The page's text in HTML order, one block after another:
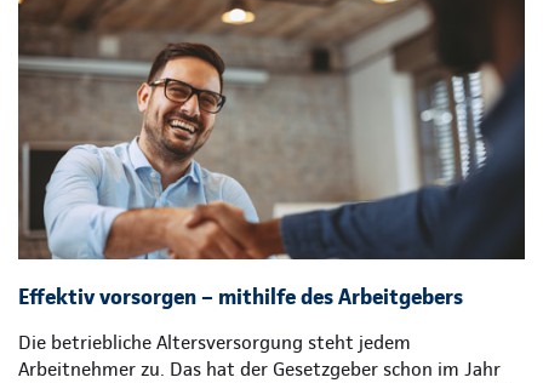
Effektiv vorsorgen – mithilfe des Arbeitgebers
Die betriebliche Altersversorgung steht jedem
Arbeitnehmer zu. Das hat der Gesetzgeber schon im Jahr